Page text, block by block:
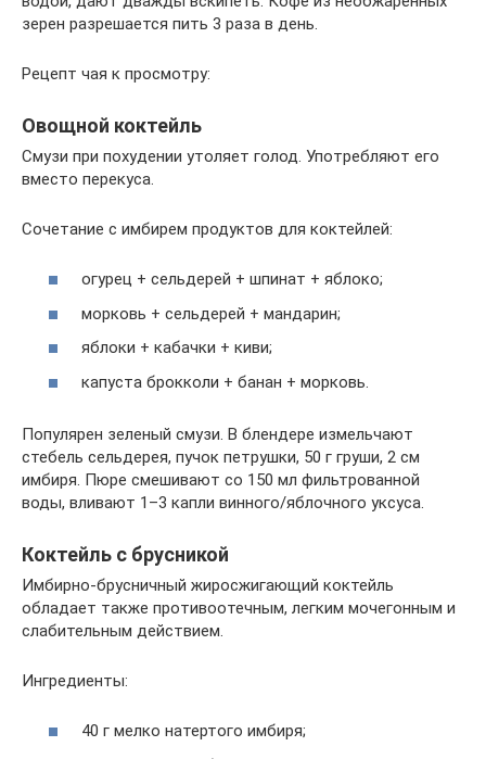
зерен разрешается пить 3 раза в день.
Рецепт чая к просмотру:
Овощной коктейль
Смузи при похудении утоляет голод. Употребляют его
вместо перекуса.
Сочетание с имбирем продуктов для коктейлей:
огурец + сельдерей + шпинат + яблоко;
морковь + сельдерей + мандарин;
яблоки + кабачки + киви;
капуста брокколи + банан + морковь.
Популярен зеленый смузи. В блендере измельчают
стебель сельдерея, пучок петрушки, 50 г груши, 2 см
имбиря. Пюре смешивают со 150 мл фильтрованной
воды, вливают 1–3 капли винного/яблочного уксуса.
Коктейль с брусникой
Имбирно-брусничный жиросжигающий коктейль
обладает также противоотечным, легким мочегонным и
слабительным действием.
Ингредиенты:
40 г мелко натертого имбиря;